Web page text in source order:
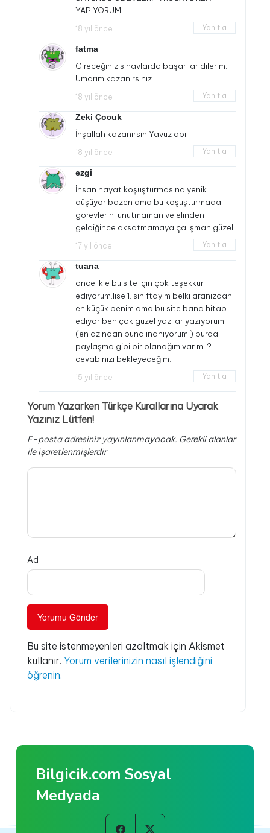
YAPIYORUM…
18 yıl önce Yanıtla
fatma
Gireceğiniz sınavlarda başarılar dilerim.
Umarım kazanırsınız…
18 yıl önce Yanıtla
Zeki Çocuk
İnşallah kazanırsın Yavuz abi.
18 yıl önce Yanıtla
ezgi
İnsan hayat koşuşturmasına yenik
düşüyor bazen ama bu koşuşturmada
görevlerini unutmaman ve elinden
geldiğince aksatmamaya çalışman güzel.
17 yıl önce Yanıtla
tuana
öncelikle bu site için çok teşekkür
ediyorum.lise 1. sınıftayım belki aranızdan
en küçük benim ama bu site bana hitap
ediyor.ben çok güzel yazılar yazıyorum
(en azından buna inanıyorum ) burda
paylaşma gibi bir olanağım var mı ?
cevabınızı bekleyeceğim.
15 yıl önce Yanıtla
Yorum Yazarken Türkçe Kurallarına Uyarak
Yazınız Lütfen!
E-posta adresiniz yayınlanmayacak. Gerekli alanlar
ile işaretlenmişlerdir
Ad
Bu site istenmeyenleri azaltmak için Akismet
kullanır. Yorum verilerinizin nasıl işlendiğini
öğrenin.
Bilgicik.com Sosyal
Medyada